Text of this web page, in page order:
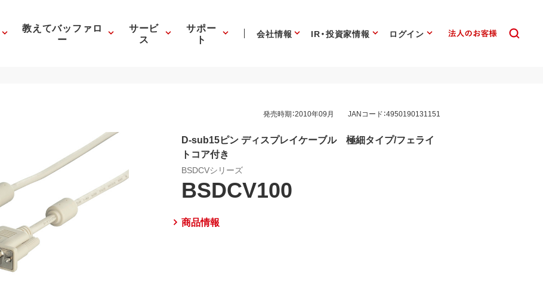
教えてバッファロ
ー
サービ
ス
サポー
ト 会社情報 IR・投資家情報 ログイン
発売時期：2010年09月 JANコード：4950190131151
D-sub15ピン ディスプレイケーブル 極細タイプ/フェライ
トコア付き
BSDCVシリーズ
BSDCV100
商品情報